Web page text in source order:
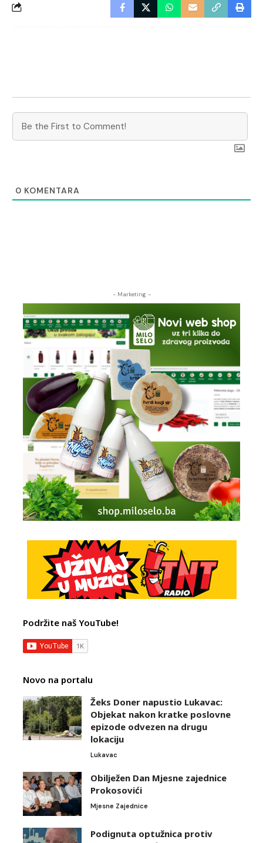
0 KOMENTARA
- Marketing -
Podržite naš YouTube!
Novo na portalu
Žeks Doner napustio Lukavac:
Objekat nakon kratke poslovne
epizode odvezen na drugu
lokaciju
Lukavac
Obilježen Dan Mjesne zajednice
Prokosovići
Mjesne Zajednice
Podignuta optužnica protiv